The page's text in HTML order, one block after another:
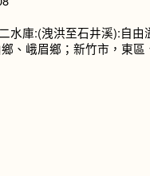
水庫:(洩洪至石井溪):自由
、峨眉鄉；新竹市，東區